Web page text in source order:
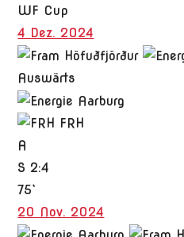
WF Cup
4 Dez. 2024
Auswärts
FRH
A
S 2:4
75`
20 Nov. 2024